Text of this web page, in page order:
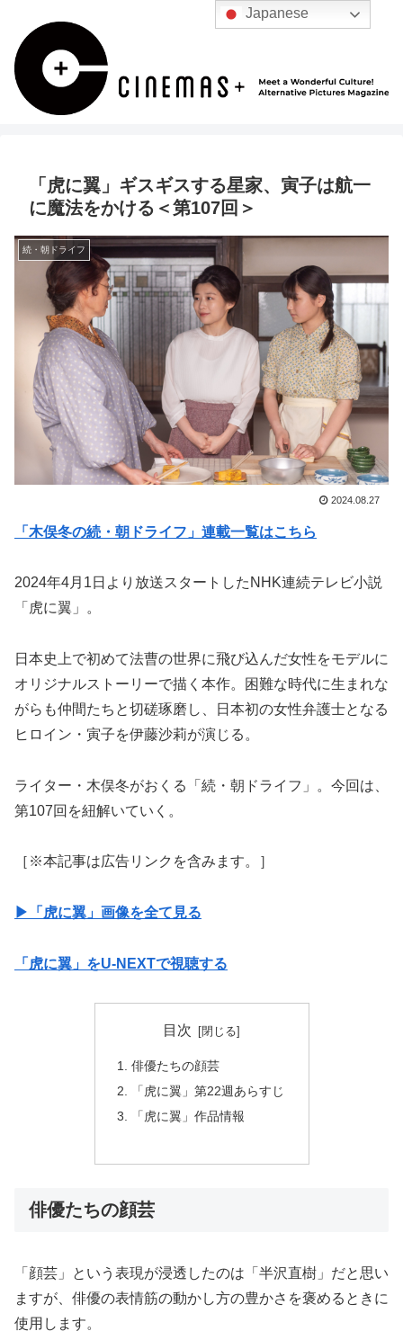
「虎に翼」ギスギスする星家、寅子は航一
に魔法をかける＜第107回＞
続・朝ドライフ
2024.08.27
「木俣冬の続・朝ドライフ」連載一覧はこちら
2024年4月1日より放送スタートしたNHK連続テレビ小説
「虎に翼」。
日本史上で初めて法曹の世界に飛び込んだ女性をモデルに
オリジナルストーリーで描く本作。困難な時代に生まれな
がらも仲間たちと切磋琢磨し、日本初の女性弁護士となる
ヒロイン・寅子を伊藤沙莉が演じる。
ライター・木俣冬がおくる「続・朝ドライフ」。今回は、
第107回を紐解いていく。
［※本記事は広告リンクを含みます。］
▶︎「虎に翼」画像を全て見る
「虎に翼」をU-NEXTで視聴する
目次
俳優たちの顔芸
「虎に翼」第22週あらすじ
「虎に翼」作品情報
俳優たちの顔芸
「顔芸」という表現が浸透したのは「半沢直樹」だと思い
ますが、俳優の表情筋の動かし方の豊かさを褒めるときに
使用します。
Japanese